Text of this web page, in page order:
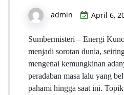
admin April 6,
Sumbermisteri – Energi
menjadi sorotan dunia,
mengenai kemungkinan
peradaban masa lalu yang
pahami hingga saat ini.